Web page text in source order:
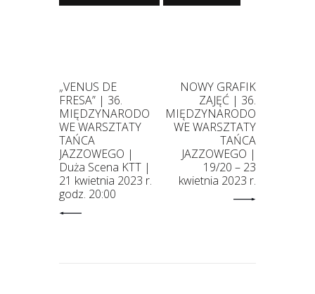
„VENUS DE
FRESA” | 36.
MIĘDZYNARODO
WE WARSZTATY
TAŃCA
JAZZOWEGO |
Duża Scena KTT |
21 kwietnia 2023 r.
godz. 20:00
NOWY GRAFIK
ZAJĘĆ | 36.
MIĘDZYNARODO
WE WARSZTATY
TAŃCA
JAZZOWEGO |
19/20 – 23
kwietnia 2023 r.